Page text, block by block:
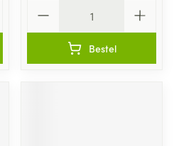
Bestel